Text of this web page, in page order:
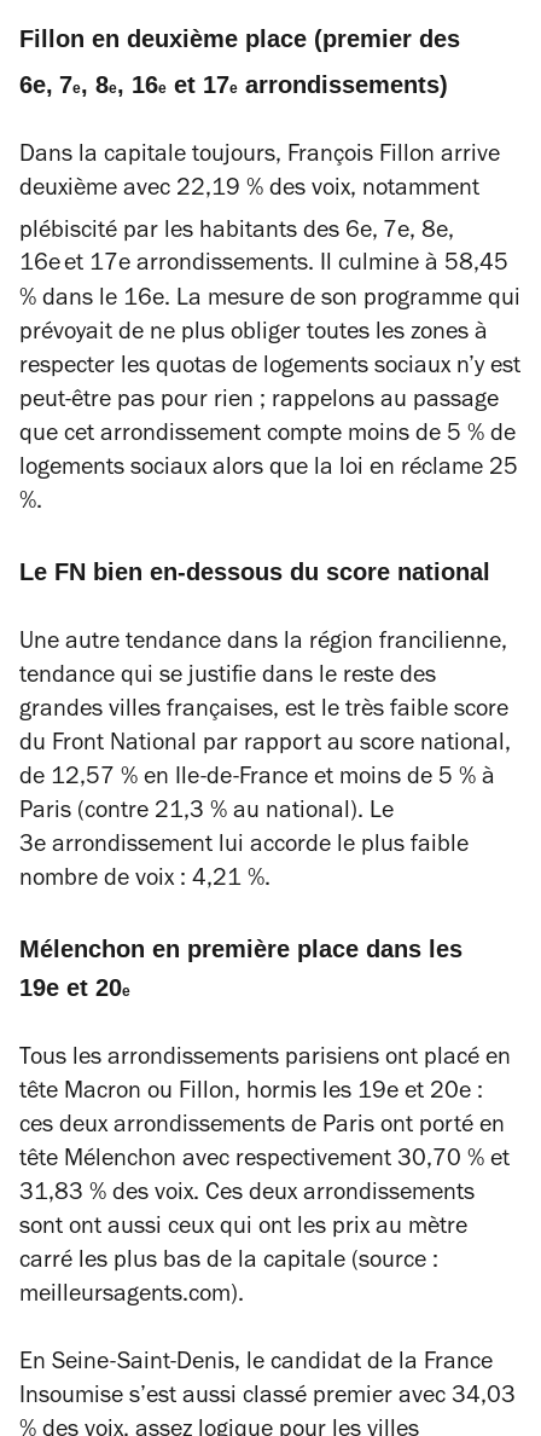
Fillon en deuxième place (premier des
6e, 7e, 8e, 16e et 17e arrondissements)
Dans la capitale toujours, François Fillon arrive
deuxième avec 22,19 % des voix, notamment
plébiscité par les habitants des 6e, 7e, 8e,
16eet 17e arrondissements. Il culmine à 58,45
% dans le 16e. La mesure de son programme qui
prévoyait de ne plus obliger toutes les zones à
respecter les quotas de logements sociaux n’y est
peut-être pas pour rien ; rappelons au passage
que cet arrondissement compte moins de 5 % de
logements sociaux alors que la loi en réclame 25
%.
Le FN bien en-dessous du score national
Une autre tendance dans la région francilienne,
tendance qui se justifie dans le reste des
grandes villes françaises, est le très faible score
du Front National par rapport au score national,
de 12,57 % en Ile-de-France et moins de 5 % à
Paris (contre 21,3 % au national). Le
3e arrondissement lui accorde le plus faible
nombre de voix : 4,21 %.
Mélenchon en première place dans les
19e et 20e
Tous les arrondissements parisiens ont placé en
tête Macron ou Fillon, hormis les 19e et 20e :
ces deux arrondissements de Paris ont porté en
tête Mélenchon avec respectivement 30,70 % et
31,83 % des voix. Ces deux arrondissements
sont ont aussi ceux qui ont les prix au mètre
carré les plus bas de la capitale (source :
meilleursagents.com).
En Seine-Saint-Denis, le candidat de la France
Insoumise s’est aussi classé premier avec 34,03